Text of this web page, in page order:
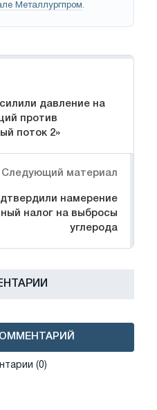
Металлургпром.
давление на
против
поток 2»
Следующий материал
намерение
налог на выбросы
углерода
(0)